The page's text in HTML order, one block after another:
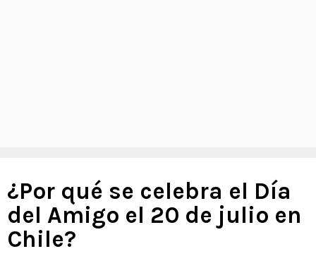
¿Por qué se celebra el Día
del Amigo el 20 de julio en
Chile?